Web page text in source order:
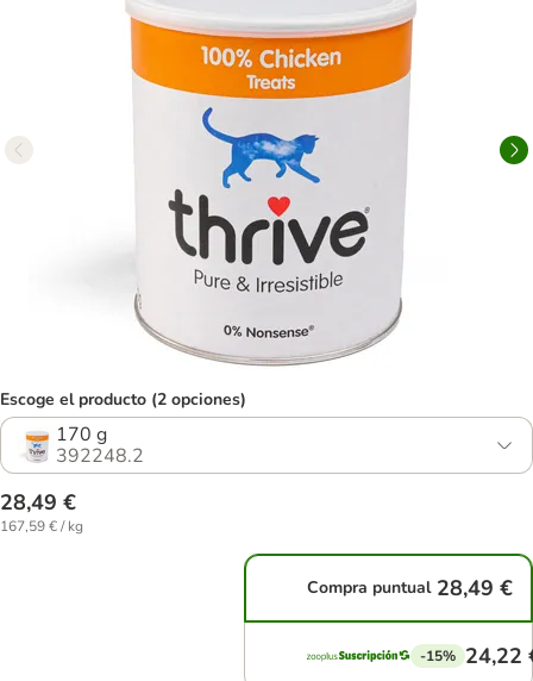
Escoge el producto (2 opciones)
170 g
392248.2
28,49 €
167,59 € / kg
Compra puntual 28,49 €
-15% 24,22